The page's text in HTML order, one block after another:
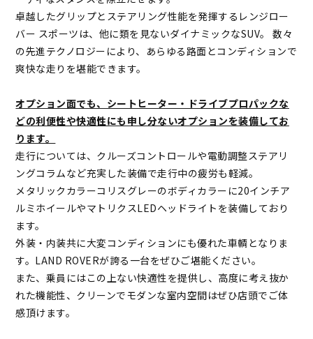
卓越したグリップとステアリング性能を発揮するレンジロー
バー スポーツは、他に類を見ないダイナミックなSUV。 数々
の先進テクノロジーにより、あらゆる路面とコンディションで
爽快な走りを堪能できます。
オプション面でも、シートヒーター・ドライブプロパックな
どの利便性や快適性にも申し分ないオプションを装備してお
ります。
走行については、クルーズコントロールや電動調整ステアリ
ングコラムなど充実した装備で走行中の疲労も軽減。
メタリックカラーコリスグレーのボディカラーに20インチア
ルミホイールやマトリクスLEDヘッドライトを装備しており
ます。
外装・内装共に大変コンディションにも優れた車輌となりま
す。LAND ROVERが誇る一台をぜひご堪能ください。
また、乗員にはこの上ない快適性を提供し、高度に考え抜か
れた機能性、クリーンでモダンな室内空間はぜひ店頭でご体
感頂けます。